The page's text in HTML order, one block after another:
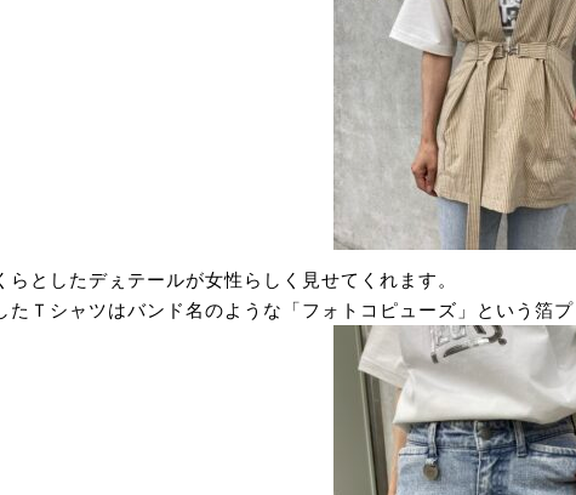
としたデぇテールが女性らしく見せてくれます。
たＴシャツはバンド名のような「フォトコピューズ」という箔